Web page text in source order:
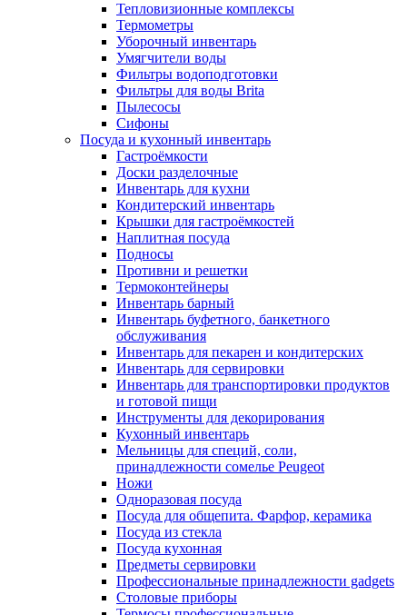
Тепловизионные комплексы
Термометры
Уборочный инвентарь
Умягчители воды
Фильтры водоподготовки
Фильтры для воды Brita
Пылесосы
Сифоны
Посуда и кухонный инвентарь
Гастроёмкости
Доски разделочные
Инвентарь для кухни
Кондитерский инвентарь
Крышки для гастроёмкостей
Наплитная посуда
Подносы
Противни и решетки
Термоконтейнеры
Инвентарь барный
Инвентарь буфетного, банкетного
обслуживания
Инвентарь для пекарен и кондитерских
Инвентарь для сервировки
Инвентарь для транспортировки продуктов
и готовой пищи
Инструменты для декорирования
Кухонный инвентарь
Мельницы для специй, соли,
принадлежности сомелье Peugeot
Ножи
Одноразовая посуда
Посуда для общепита. Фарфор, керамика
Посуда из стекла
Посуда кухонная
Предметы сервировки
Профессиональные принадлежности gadgets
Столовые приборы